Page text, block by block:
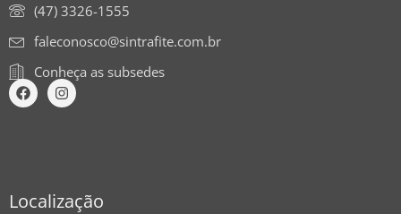
(47) 3326-1555
faleconosco@sintrafite.com.br
Conheça as subsedes
Localização